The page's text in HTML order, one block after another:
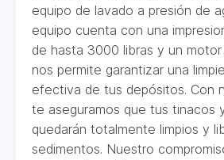
equipo de lavado a presión de
equipo cuenta con una
de hasta 3000 libras y un motor
nos permite garantizar una
efectiva de tus depósitos. Con
te aseguramos que tus tinacos
quedarán totalmente limpios y
sedimentos. Nuestro